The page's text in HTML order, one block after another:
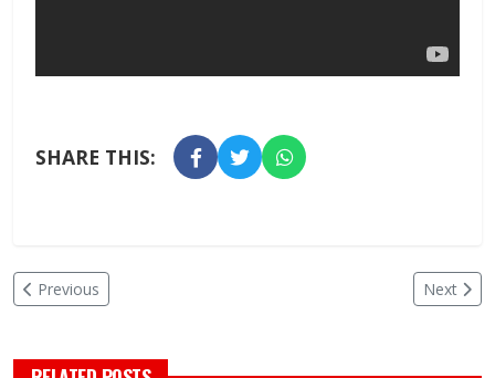
SHARE THIS:
Previous Next